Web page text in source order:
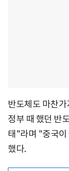
반도체도 마찬
정부 때 했던 반
태"라며 "중국이
했다.